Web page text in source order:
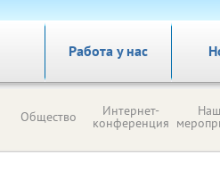
Работа у нас
Общество Интернет-
конференция